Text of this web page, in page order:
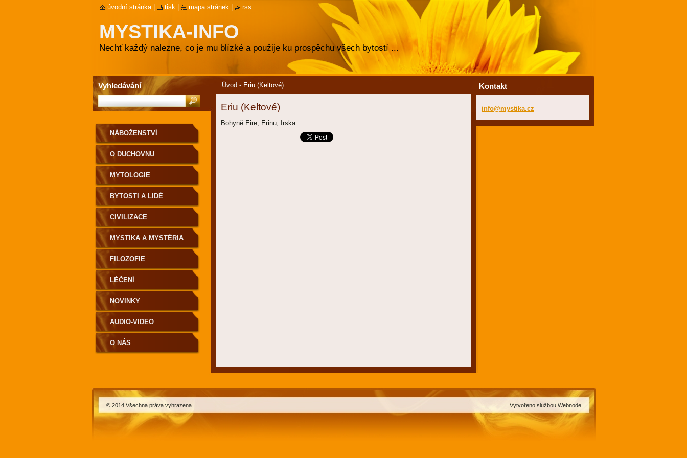
MYSTIKA-INFO
Nechť každý nalezne, co je mu blízké a použije ku prospěchu všech bytostí ...
Úvod - Eriu (Keltové)
Eriu (Keltové)
Bohyně Eire, Erinu, Irska.
NÁBOŽENSTVÍ
O DUCHOVNU
MYTOLOGIE
BYTOSTI A LIDÉ
CIVILIZACE
MYSTIKA A MYSTÉRIA
FILOZOFIE
LÉČENÍ
NOVINKY
AUDIO-VIDEO
O NÁS
Kontakt
info@mystika.cz
Vyhledávání
úvodní stránka tisk mapa stránek rss
© 2014 Všechna práva vyhrazena. Vytvořeno službou Webnode